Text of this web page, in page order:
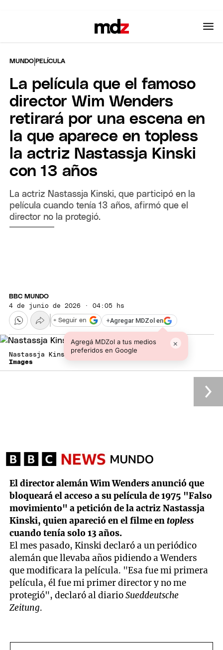
MUNDO |PELÍCULA
La película que el famoso
director Wim Wenders
retirará por una escena en
la que aparece en topless
la actriz Nastassja Kinski
con 13 años
La actriz Nastassja Kinski, que participó en la
película cuando tenía 13 años, afirmó que el
director no la protegió.
BBC MUNDO
4 de junio de 2026 · 04:05 hs
+Agregar MDZol en
Agregá MDZol a tus medios
preferidos en Google
×
+ Seguir en
Nastassja Kinski en una imagen de 1976.
Images
El director alemán Wim Wenders anunció que
bloqueará el acceso a su película de 1975 "Falso
movimiento" a petición de la actriz Nastassja
Kinski, quien apareció en el filme entopless
cuando tenía solo 13 años.
El mes pasado, Kinski declaró a un periódico
alemán que llevaba años pidiendo a Wenders
que modificara la película. "Esa fue mi primera
película, él fue mi primer director y no me
protegió", declaró al diarioSueddeutsche
Zeitung.